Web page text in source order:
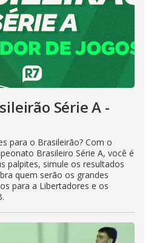
Série A -
para o Brasileirão? Com o
Brasileiro Série A, você é
palpites, simule os resultados
quem serão os grandes
para a Libertadores e os